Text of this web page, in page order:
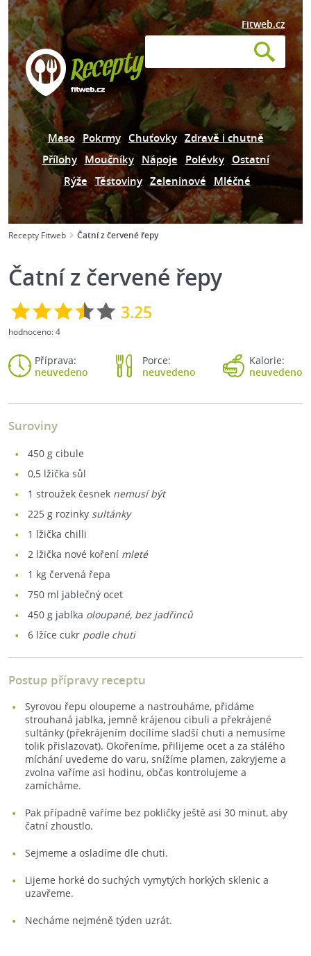
Fitweb.cz
Maso Pokrmy Chuťovky Zdravě i chutně
Přílohy Moučníky Nápoje Polévky Ostatní
Rýže Těstoviny Zeleninové Mléčné
Recepty Fitweb Čatní z červené řepy
Čatní z červené řepy
3.25
hodnoceno:4
Příprava:
neuvedeno
Porce:
neuvedeno
Kalorie:
neuvedeno
Suroviny
450 g cibule
0,5 lžička sůl
1 stroužek česnek nemusí být
225 g rozinky sultánky
1 lžička chilli
2 lžička nové koření mleté
1 kg červená řepa
750 ml jablečný ocet
450 g jablka oloupané, bez jadřinců
6 lžíce cukr podle chuti
Postup přípravy receptu
Syrovou řepu oloupeme a nastrouháme, přidáme
strouhaná jablka, jemně krájenou cibuli a překrájené
sultánky (překrájením docílíme sladší chuti a nemusíme
tolik přislazovat). Okořeníme, přilijeme ocet a za stálého
míchání uvedeme do varu, snížíme plamen, zakryjeme a
zvolna vaříme asi hodinu, občas kontrolujeme a
zamícháme.
Pak případně vaříme bez pokličky ještě asi 30 minut, aby
čatní zhoustlo.
Sejmeme a osladíme dle chuti.
Lijeme horké do suchých vymytých horkých sklenic a
uzavřeme.
Necháme nejméně týden uzrát.